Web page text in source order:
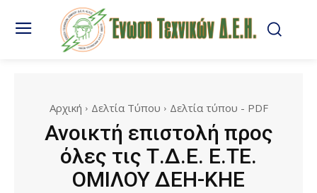
Αρχική Δελτία Τύπου Δελτία τύπου - PDF
Ανοικτή επιστολή προς
όλες τις Τ.Δ.Ε. Ε.ΤΕ.
ΟΜΙΛΟΥ ΔΕΗ-ΚΗΕ